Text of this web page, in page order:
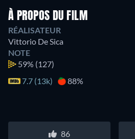
À PROPOS DU FILM
RÉALISATEUR
Vittorio De Sica
NOTE
59% (127)
7.7 (13k)
88%
86